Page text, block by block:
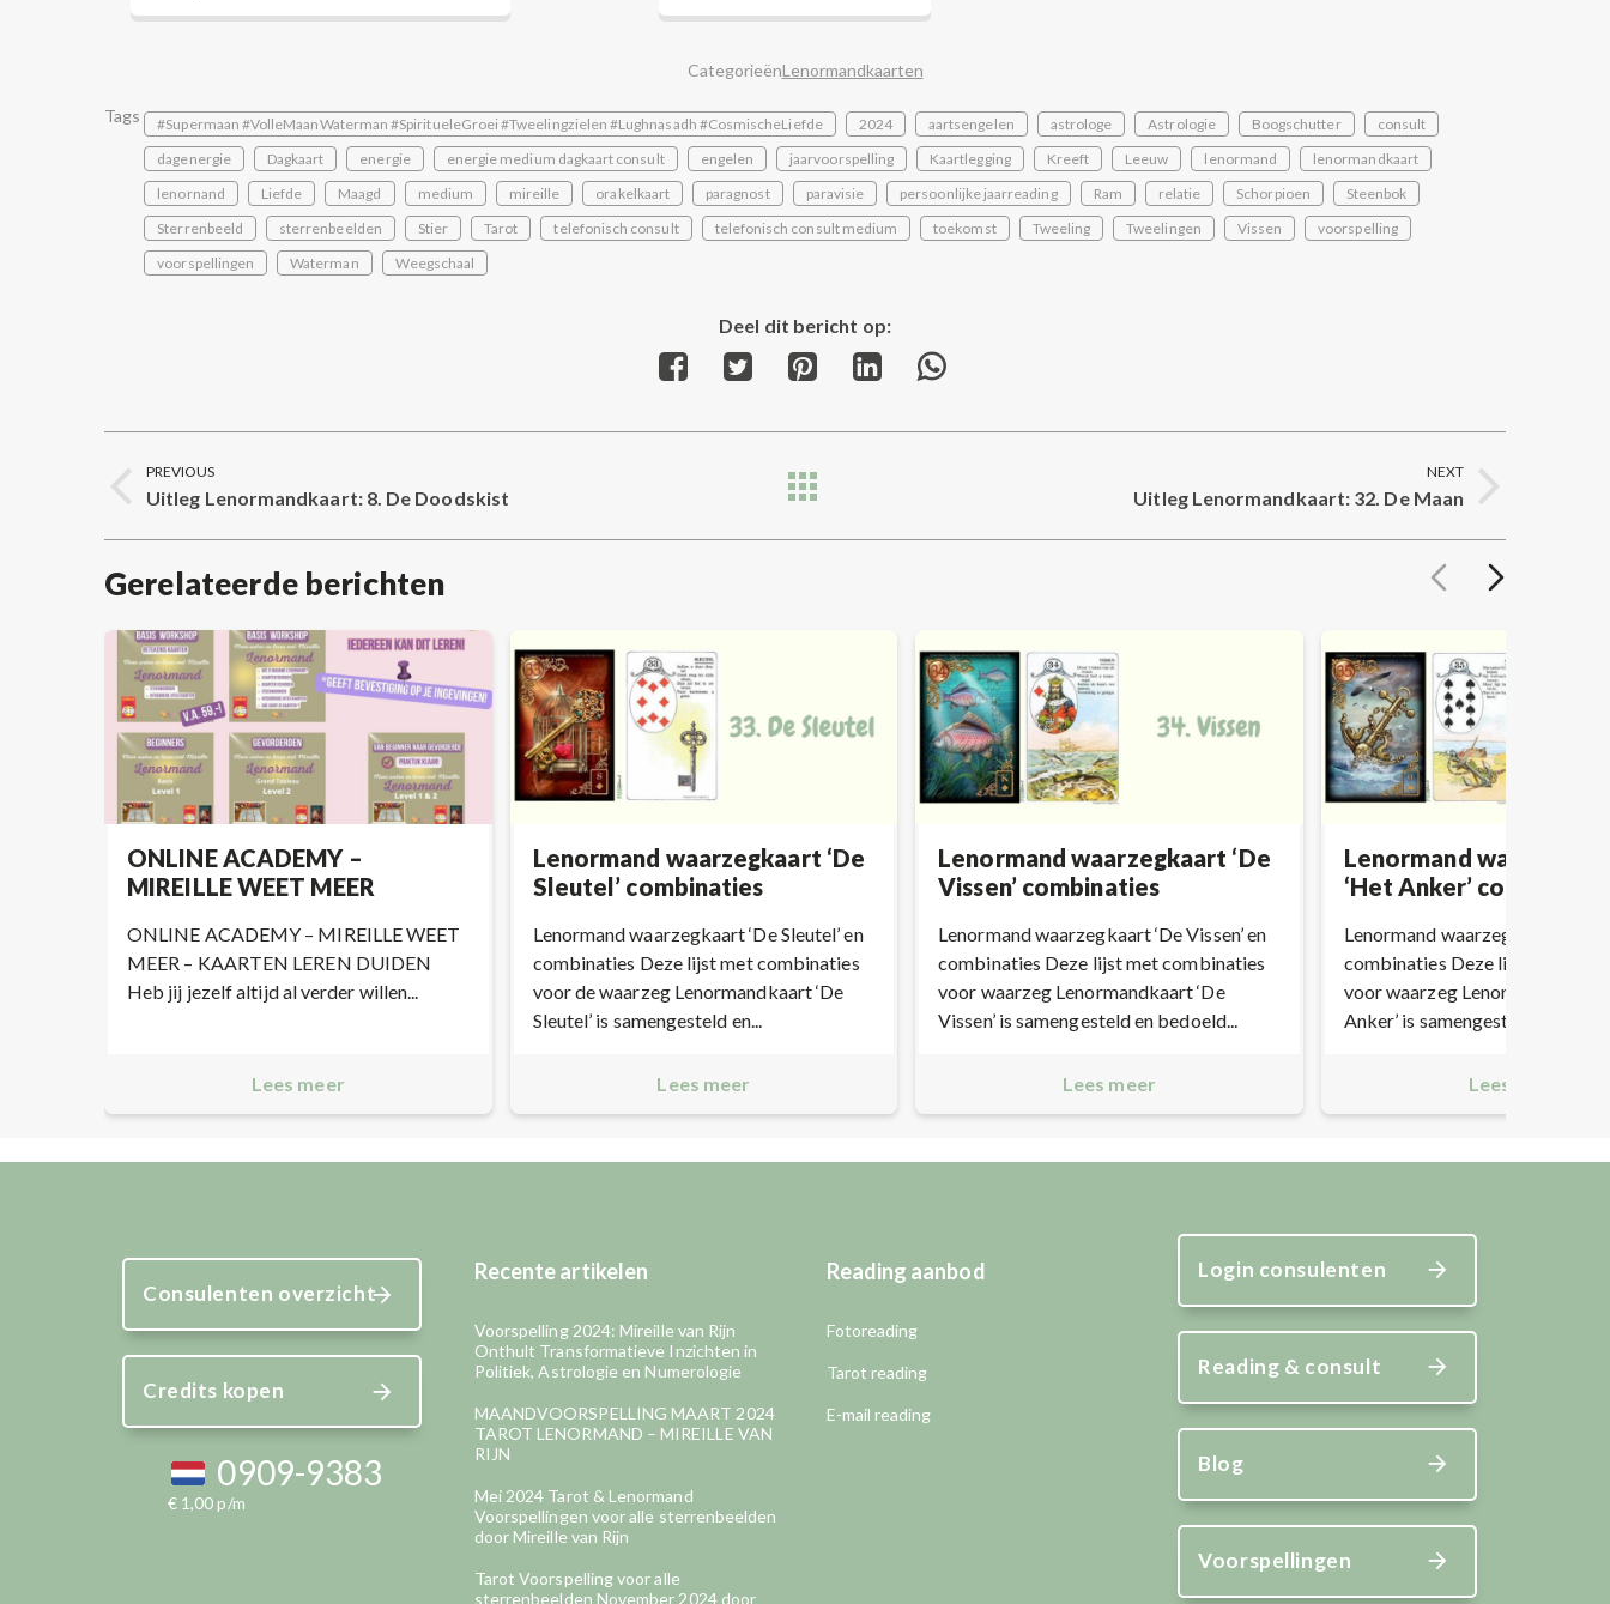
CategorieënLenormandkaarten
Tags #Supermaan #VolleMaanWaterman #SpiritueleGroei #Tweelingzielen #Lughnasadh #CosmischeLiefde 2024 aartsengelen astrologe Astrologie Boogschutter
consult
dagenergie
Dagkaart energie energie medium dagkaart consult engelen jaarvoorspelling Kaartlegging Kreeft Leeuw lenormand
lenormandkaart
lenornand
Liefde Maagd medium mireille orakelkaart paragnost paravisie persoonlijke jaarreading Ram relatie Schorpioen
Steenbok
Sterrenbeeld
sterrenbeelden Stier Tarot telefonisch consult telefonisch consult medium toekomst Tweeling Tweelingen Vissen
voorspelling
voorspellingen
Waterman Weegschaal
Deel dit bericht op:
Share
Facebook
Share
Twitter
Share
Pinterest
Share
LinkedInWhatsApp
Post
navigation
PREVIOUS
Previous
post:
Uitleg Lenormandkaart: 8. De Doodskist
NEXT
post:
Uitleg Lenormandkaart: 32. De Maan
Gerelateerde berichten
ONLINE ACADEMY –
MIREILLE WEET MEER
ONLINE ACADEMY – MIREILLE WEET
MEER – KAARTEN LEREN DUIDEN
Heb jij jezelf altijd al verder willen...
Lees meer
Lenormand waarzegkaart ‘De
Sleutel’ combinaties
Lenormand waarzegkaart ‘De Sleutel’ en
combinaties Deze lijst met combinaties
voor de waarzeg Lenormandkaart ‘De
Sleutel’ is samengesteld en...
Lees meer
Lenormand waarzegkaart ‘De
Vissen’ combinaties
Lenormand waarzegkaart ‘De Vissen’ en
combinaties Deze lijst met combinaties
voor waarzeg Lenormandkaart ‘De
Vissen’ is samengesteld en bedoeld...
Lees meer
Lenormand
‘Het Anker’
Lenormand waarzegkaart ‘Het
combinaties Deze lijst met
voor waarzeg Lenormandkaart
Anker’ is samengesteld en
Lees meer
Consulenten overzicht
Credits kopen
0909-9383
€ 1,00 p/m
Recente artikelen
Voorspelling 2024: Mireille van Rijn
Onthult Transformatieve Inzichten in
Politiek, Astrologie en Numerologie
MAANDVOORSPELLING MAART 2024
TAROT LENORMAND – MIREILLE VAN
RIJN
Mei 2024 Tarot & Lenormand
Voorspellingen voor alle sterrenbeelden
door Mireille van Rijn
Tarot Voorspelling voor alle
sterrenbeelden November 2024 door
Reading aanbod
Fotoreading
Tarot reading
E-mail reading
Login consulenten
Reading & consult
Blog
Voorspellingen